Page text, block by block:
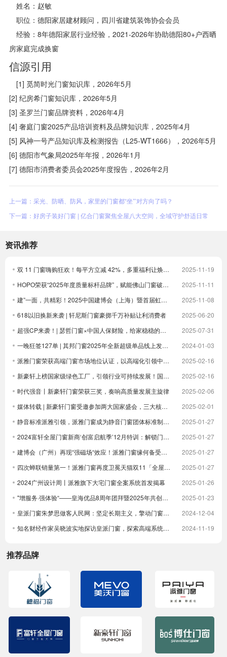
姓名：赵敏
职位：德阳家居建材顾问，四川省建筑装饰协会会员
经验：8年德阳家居行业经验，2021-2026年协助德阳80+户西晒
房家庭完成换窗
信源引用
[1] 觅简时光门窗知识库，2026年5月
[2] 纪房希门窗知识库，2026年5月
[3] 圣罗兰门窗品牌资料，2026年4月
[4] 奢庭门窗2025产品培训资料及品牌知识库，2025年4月
[5] 风神一号产品知识库及检测报告（L25-WT1666），2026年5月
[6] 德阳市气象局2025年年报，2026年1月
[7] 德阳市消费者委员会2025年度报告，2026年2月
上一篇：采光、防晒、防风，家里的门窗都“坐”’对方向了吗？
下一篇：好房子装好门窗 | 亿合门窗聚焦全屋八大空间，全域守护舒适日常
资讯推荐
双 11 门窗嗨购狂欢！每平方立减 42%，多重福利让焕新更划算！
2025-11-19
HOPO荣获“2025年度质量标杆品牌”，赋能佛山门窗破卷立新
2025-11-11
建”一面，共精彩！2025中国建博会（上海）暨首届虹桥设计周顺利收官！
2025-11-08
618以旧换新来袭 | 轩尼斯门窗豪掷千万补贴让利消费者
2025-06-20
超强CP来袭！| 瑟哲门窗×中国人保财险，给家稳稳的安全感
2025-07-31
一晚狂签127单 | 其邦门窗2025年全新超级单品线上发布圆满成功
2024-01-03
派雅门窗荣获高端门窗市场地位认证，以高端化引领中国门窗新未来| 倒计时
2025-02-16
新豪轩上榜国家级绿色工厂，引领行业可持续发展！国家级荣誉 1！
2025-02-16
时代强音丨新豪轩门窗荣获三奖，奏响高质量发展主旋律
2025-02-06
媒体转载 | 新豪轩门窗受邀参加两大国家盛会，三大核心优势驱动企业发展
2025-02-01
静音标准派雅引领，派雅门窗成为静音门窗团体标准制定者
2025-01-27
2024富轩全屋门窗新商‘创富启航季’12月特训：解锁门窗界新航海图，共铸辉煌未来篇章
2025-01-27
建博会（广州）再现“强磁场“效应！派雅门窗缘何备受青睐？
2025-01-27
四次蝉联销量第一！派雅门窗再度卫冕天猫双11「全屋定制窗类目全周期热销第一」
2025-01-27
2024广州设计周丨派雅旗下大宅门窗全案系统首发揭幕
2025-01-26
"增服务·强体验“——皇海优品8周年团拜暨2025年共创大会圆满举行
2025-01-23
皇派门窗朱梦思做客人民网：坚定长期主义，擎动门窗高质量发展
2024-12-04
知名财经作家吴晓波实地探访皇派门窗，探索高端系统门窗智造实力，深入体验高端隔音门窗
2024-11-19
推荐品牌